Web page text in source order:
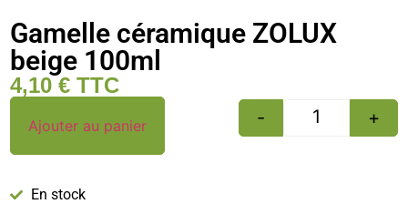
Gamelle céramique ZOLUX
beige 100ml
4,10€ TTC
- +
Ajouter au panier
En stock